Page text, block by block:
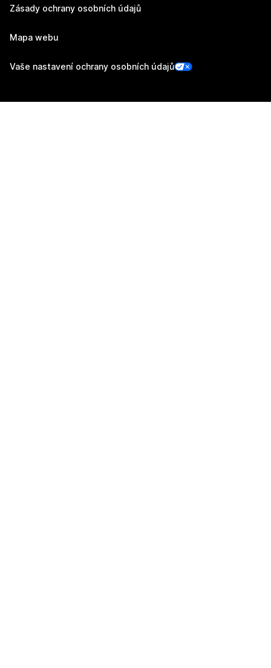
Zásady ochrany osobních údajů
Mapa webu
Vaše nastavení ochrany osobních údajů